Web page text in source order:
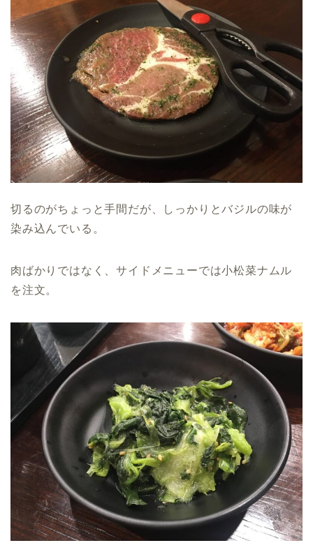
切るのがちょっと手間だが、しっかりとバジルの味が
染み込んでいる。
肉ばかりではなく、サイドメニューでは小松菜ナムル
を注文。